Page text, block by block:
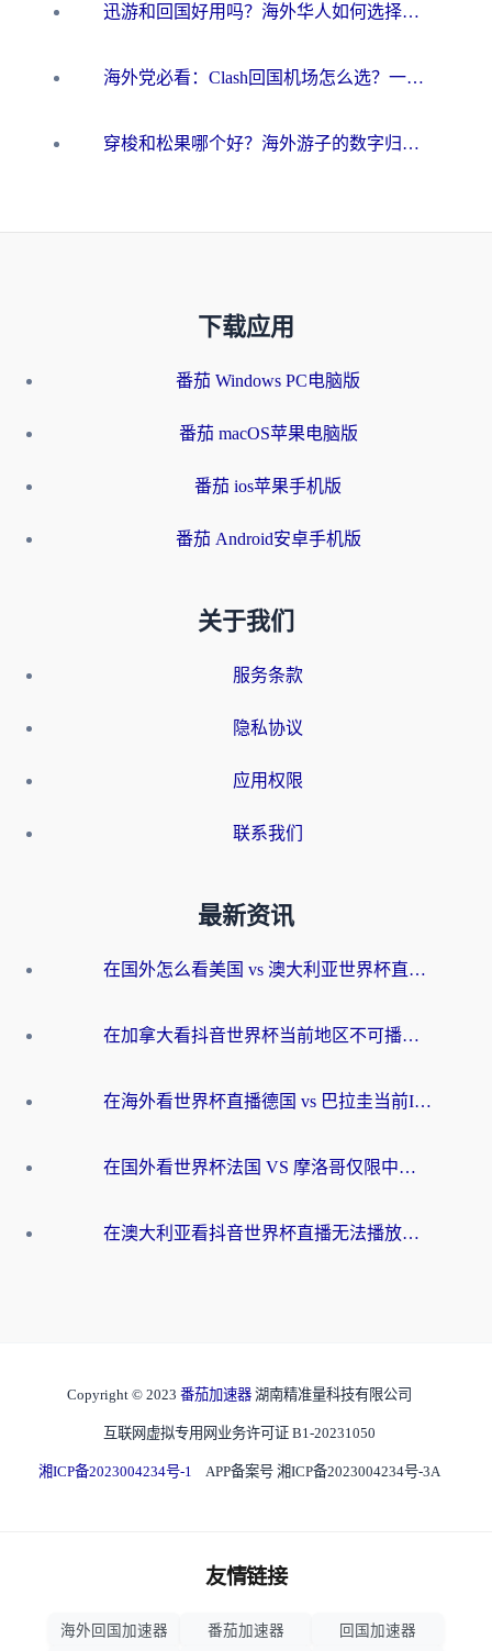
迅游和回国好用吗？海外华人如何选择靠谱的回国加速器
海外党必看：Clash回国机场怎么选？一篇搞定无缝访问国内资源的全攻略
穿梭和松果哪个好？海外游子的数字归乡路，到底该怎么选
下载应用
番茄 Windows PC电脑版
番茄 macOS苹果电脑版
番茄 ios苹果手机版
番茄 Android安卓手机版
关于我们
服务条款
隐私协议
应用权限
联系我们
最新资讯
在国外怎么看美国 vs 澳大利亚世界杯直播？海外党必藏的中文解说观赛指南
在加拿大看抖音世界杯当前地区不可播放？海外党体育观赛终极指南
在海外看世界杯直播德国 vs 巴拉圭当前IP受限制？这篇指南帮你轻松解决地区限制
在国外看世界杯法国 VS 摩洛哥仅限中国大陆？别让地域限制拦下你的欢呼
在澳大利亚看抖音世界杯直播无法播放？海外党体育观赛终极指南来了！
Copyright © 2023 番茄加速器 湖南精准量科技有限公司
互联网虚拟专用网业务许可证 B1-20231050
湘ICP备2023004234号-1 APP备案号 湘ICP备2023004234号-3A
友情链接
海外回国加速器 番茄加速器 回国加速器